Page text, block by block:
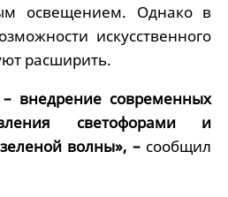
освещением. Однако в
искусственного
расширить.
внедрение современных
светофорами и
волны», – сообщил